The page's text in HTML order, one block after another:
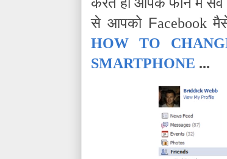
से आपको Facebook
HOW TO
SMARTPHONE ...